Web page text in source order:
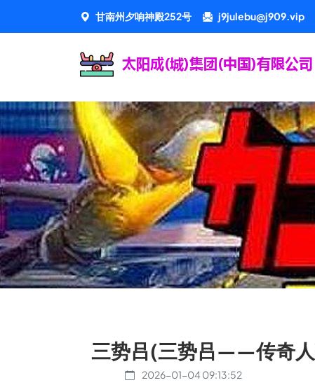
甘南州夕响神殿252号 j9julebu@j909.vip
三势吕(三势吕——传奇
2026-01-04 09:13:52